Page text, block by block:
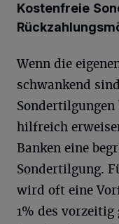
Kostenfreie
Wenn die
schwankend
hilfreich
Banken eine
Sondertilgung.
wird oft eine
1% des vorzeitig